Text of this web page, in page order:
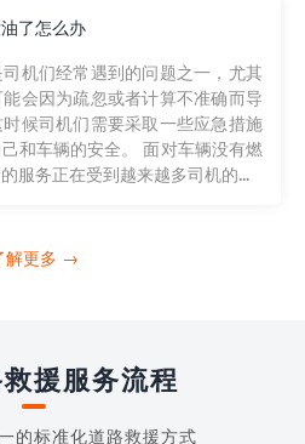
了怎么办
机们经常遇到的问题之一，尤其
会因为疏忽或者计算不准确而导
候司机们需要采取一些应急措施
和车辆的安全。 面对车辆没有燃
服务正在受到越来越多司机的...
解更多 →
援服务流程
的标准化道路救援方式